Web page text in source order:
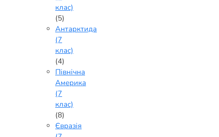
клас)
(5)
Антарктида
(7
клас)
(4)
Північна
Америка
(7
клас)
(8)
Євразія